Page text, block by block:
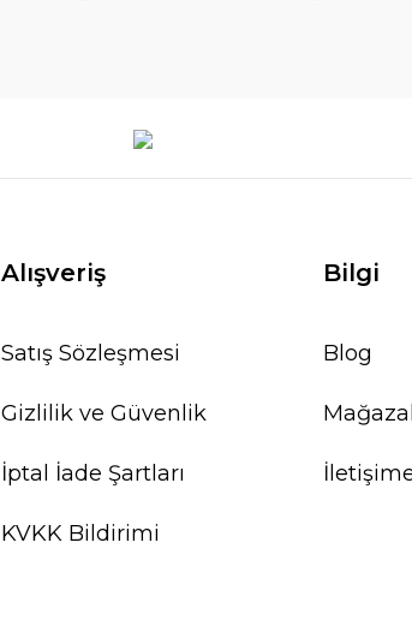
Alışveriş
Satış Sözleşmesi
Gizlilik ve Güvenlik
İptal İade Şartları
KVKK Bildirimi
Bilgi
Blog